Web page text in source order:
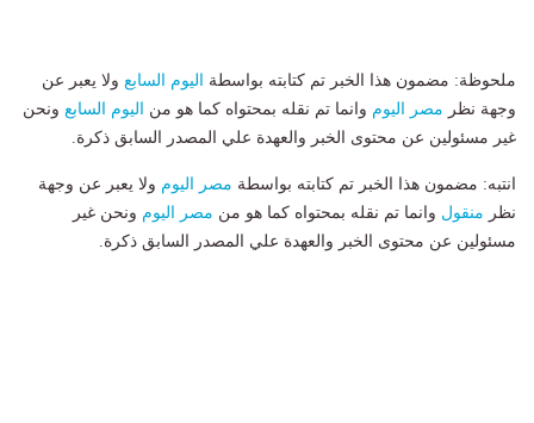
ملحوظة: مضمون هذا الخبر تم كتابته بواسطة اليوم السابع ولا يعبر عن
وجهة نظر مصر اليوم وانما تم نقله بمحتواه كما هو من اليوم السابع ونحن
غير مسئولين عن محتوى الخبر والعهدة علي المصدر السابق ذكرة.
انتبه: مضمون هذا الخبر تم كتابته بواسطة مصر اليوم ولا يعبر عن وجهة
نظر منقول وانما تم نقله بمحتواه كما هو من مصر اليوم ونحن غير
مسئولين عن محتوى الخبر والعهدة علي المصدر السابق ذكرة.